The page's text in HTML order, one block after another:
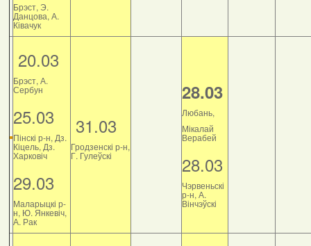
Брэст, Э.
Данцова, А.
Ківачук
20.03
Брэст, А.
Сербун
25.03
Пінскі р-н, Дз.
Кіцель, Дз.
Харковіч
29.03
Маларыцкі р-
н, Ю. Янкевіч,
А. Рак
31.03
Гродзенскі р-н,
Г. Гулеўскі
28.03
Любань,
Мікалай
Верабей
28.03
Чэрвеньскі
р-н, А.
Вінчэўскі